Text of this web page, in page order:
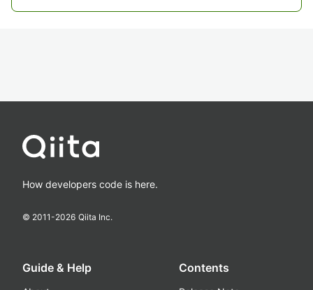
How developers code is here.
© 2011-2026 Qiita Inc.
Guide & Help Contents